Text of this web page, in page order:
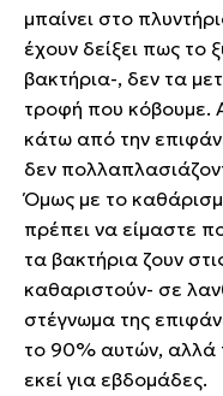
μπαίνει στο
έχουν δείξει πως
βακτήρια-, δεν τα
τροφή που κόβουμε.
κάτω από την
δεν
Όμως με το
πρέπει να είμαστε
τα βακτήρια ζουν
καθαριστούν- σε
στέγνωμα της
το 90% αυτών, αλλά
εκεί για εβδομάδες.